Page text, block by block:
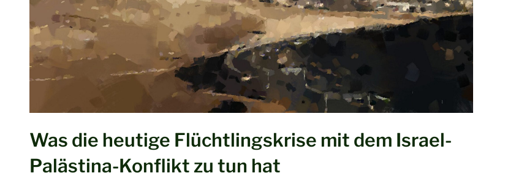
Was die heutige Flüchtlingskrise mit dem Israel-
Palästina-Konflikt zu tun hat